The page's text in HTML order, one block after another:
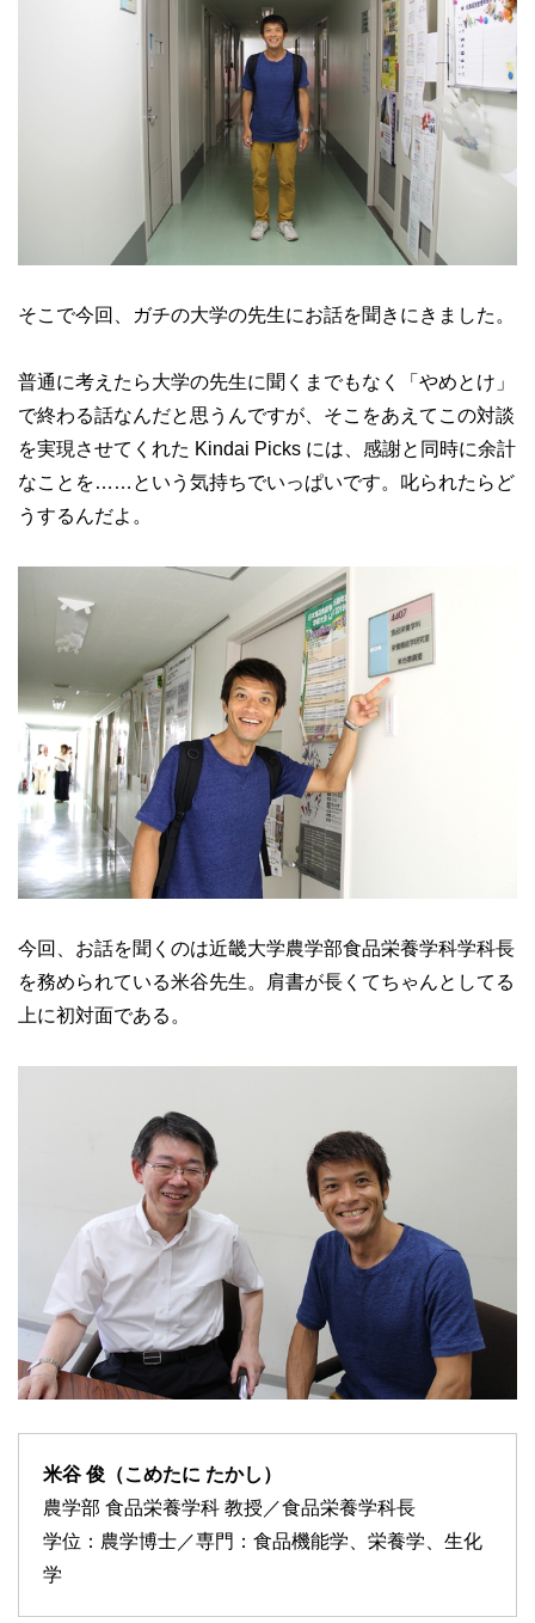
そこで今回、ガチの大学の先生にお話を聞きにきました。
普通に考えたら大学の先生に聞くまでもなく「やめとけ」
で終わる話なんだと思うんですが、そこをあえてこの対談
を実現させてくれた Kindai Picks には、感謝と同時に余計
なことを……という気持ちでいっぱいです。叱られたらど
うするんだよ。
今回、お話を聞くのは近畿大学農学部食品栄養学科学科長
を務められている米谷先生。肩書が長くてちゃんとしてる
上に初対面である。
米谷 俊（こめたに たかし）
農学部 食品栄養学科 教授／食品栄養学科長
学位：農学博士／専門：食品機能学、栄養学、生化
学